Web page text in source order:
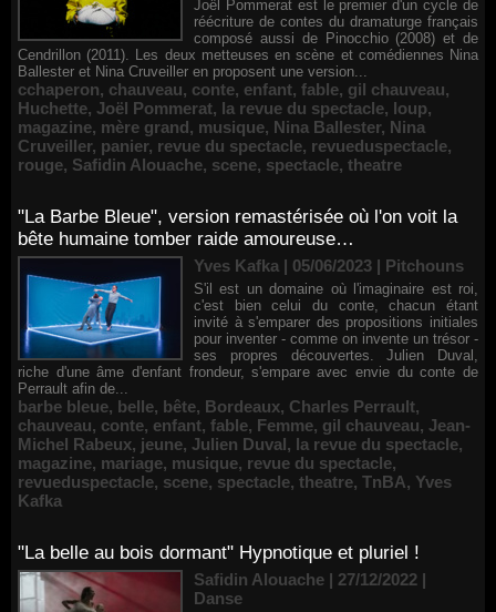
Joël Pommerat est le premier d'un cycle de
réécriture de contes du dramaturge français
composé aussi de Pinocchio (2008) et de
Cendrillon (2011). Les deux metteuses en scène et comédiennes Nina
Ballester et Nina Cruveiller en proposent une version...
cchaperon, chauveau, conte, enfant, fable, gil chauveau,
Huchette, Joël Pommerat, la revue du spectacle, loup,
magazine, mère grand, musique, Nina Ballester, Nina
Cruveiller, panier, revue du spectacle, revueduspectacle,
rouge, Safidin Alouache, scene, spectacle, theatre
"La Barbe Bleue", version remastérisée où l'on voit la
bête humaine tomber raide amoureuse…
Yves Kafka | 05/06/2023 | Pitchouns
S'il est un domaine où l'imaginaire est roi,
c'est bien celui du conte, chacun étant
invité à s'emparer des propositions initiales
pour inventer - comme on invente un trésor -
ses propres découvertes. Julien Duval,
riche d'une âme d'enfant frondeur, s'empare avec envie du conte de
Perrault afin de...
barbe bleue, belle, bête, Bordeaux, Charles Perrault,
chauveau, conte, enfant, fable, Femme, gil chauveau, Jean-
Michel Rabeux, jeune, Julien Duval, la revue du spectacle,
magazine, mariage, musique, revue du spectacle,
revueduspectacle, scene, spectacle, theatre, TnBA, Yves
Kafka
"La belle au bois dormant" Hypnotique et pluriel !
Safidin Alouache | 27/12/2022 |
Danse